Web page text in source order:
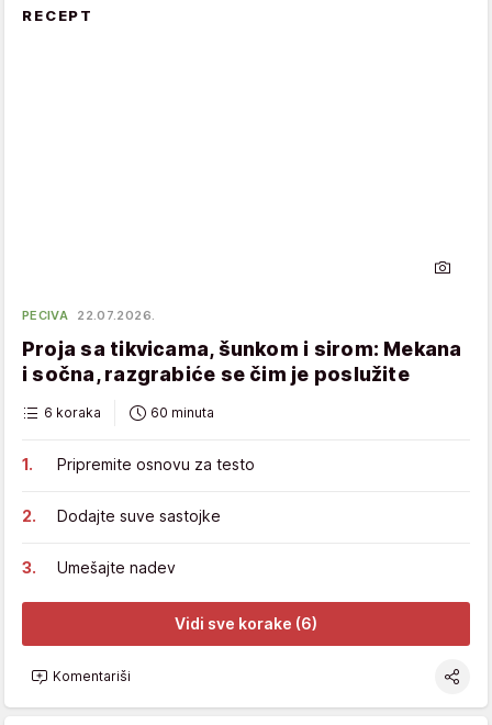
RECEPT
PECIVA 22.07.2026.
Proja sa tikvicama, šunkom i sirom: Mekana
i sočna, razgrabiće se čim je poslužite
6 koraka 60 minuta
Pripremite osnovu za testo
Dodajte suve sastojke
Umešajte nadev
Vidi sve korake (6)
Komentariši